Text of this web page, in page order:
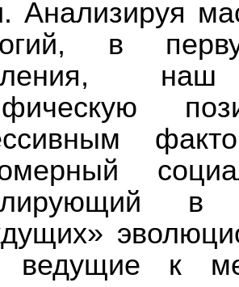
Анализируя
в
в
ведущие к